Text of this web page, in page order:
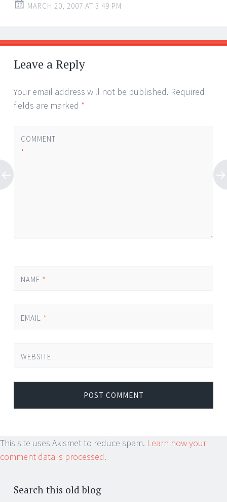
MARCH 20, 2007 AT 3:49 PM
Leave a Reply
Your email address will not be published. Required
fields are marked *
COMMENT
*
NAME *
EMAIL *
WEBSITE
This site uses Akismet to reduce spam. Learn how your
comment data is processed.
Search this old blog